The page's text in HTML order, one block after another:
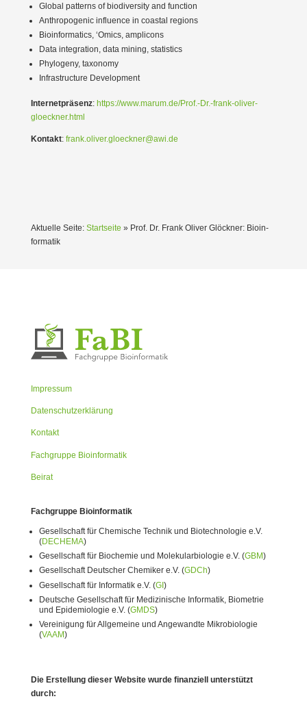
Global patterns of biodi­versity and function
Anthro­po­genic influence in coastal regions
Bioin­for­matics, ‘Omics, amplicons
Data integration, data mining, statistics
Phylogeny, taxonomy
Infra­structure Develo­pment
Inter­net­präsenz: https://www.marum.de/Prof.-Dr.-frank-oliver-
gloeckner.html
Kontakt: frank.oliver.gloeckner@awi.de
Aktuelle Seite: Startseite » Prof. Dr. Frank Oliver Glöckner: Bioin­
for­matik
Impressum
Datenschutzerklärung
Kontakt
Fachgruppe Bioinformatik
Beirat
Fachgruppe Bioinformatik
Gesellschaft für Chemische Technik und Biotechnologie e.V.
(DECHEMA)
Gesellschaft für Biochemie und Molekularbiologie e.V. (GBM)
Gesellschaft Deutscher Chemiker e.V. (GDCh)
Gesellschaft für Informatik e.V. (GI)
Deutsche Gesellschaft für Medizinische Informatik, Biometrie
und Epidemiologie e.V. (GMDS)
Vereinigung für Allgemeine und Angewandte Mikrobiologie
(VAAM)
Die Erstellung dieser Website wurde finanziell unterstützt
durch: